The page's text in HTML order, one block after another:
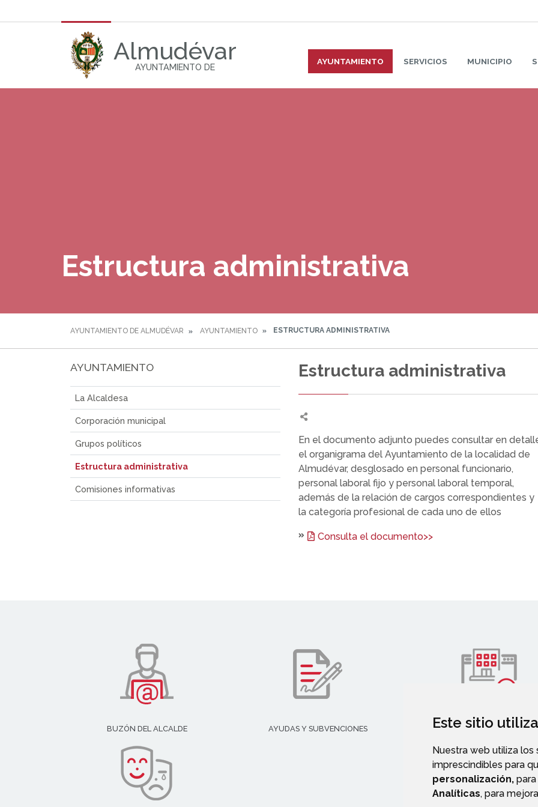
Este sitio
Nuestra web utiliza
imprescindibles para
personalización,
Analíticas, para
Almudévar
AYUNTAMIENTO DE
AYUNTAMIENTO SERVICIOS MUNICIPIO
Estructura administrativa
AYUNTAMIENTO DE ALMUDÉVAR AYUNTAMIENTO ESTRUCTURA ADMINISTRATIVA
AYUNTAMIENTO
La Alcaldesa
Corporación municipal
Grupos políticos
Estructura administrativa
Comisiones informativas
Estructura administrativa
En el documento adjunto puedes consultar en
el organigrama del Ayuntamiento de la localidad de
Almudévar, desglosado en personal funcionario,
personal laboral fijo y personal laboral temporal,
además de la relación de cargos correspondientes y
la categoría profesional de cada uno de ellos
Consulta el documento>>
BUZÓN DEL ALCALDE AYUDAS Y SUBVENCIONES TURISMO